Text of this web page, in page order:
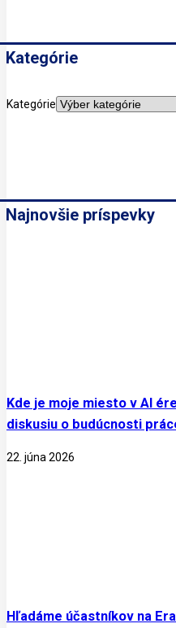
Kategórie
Kategórie
Najnovšie príspevky
Kde je moje miesto v AI
diskusiu o budúcnosti
22. júna 2026
Hľadáme účastníkov na